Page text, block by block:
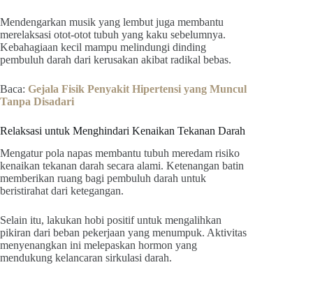
Mendengarkan musik yang lembut juga membantu
merelaksasi otot-otot tubuh yang kaku sebelumnya.
Kebahagiaan kecil mampu melindungi dinding
pembuluh darah dari kerusakan akibat radikal bebas.
Baca: Gejala Fisik Penyakit Hipertensi yang Muncul
Tanpa Disadari
Relaksasi untuk Menghindari Kenaikan Tekanan Darah
Mengatur pola napas membantu tubuh meredam risiko
kenaikan tekanan darah secara alami. Ketenangan batin
memberikan ruang bagi pembuluh darah untuk
beristirahat dari ketegangan.
Selain itu, lakukan hobi positif untuk mengalihkan
pikiran dari beban pekerjaan yang menumpuk. Aktivitas
menyenangkan ini melepaskan hormon yang
mendukung kelancaran sirkulasi darah.